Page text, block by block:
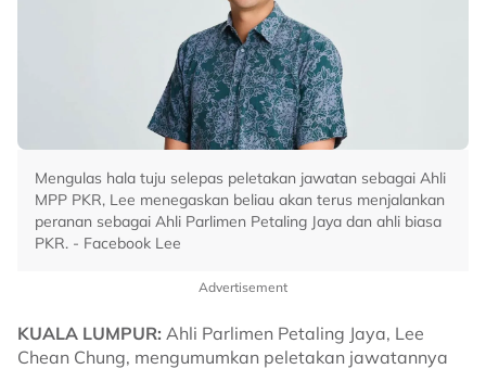
Mengulas hala tuju selepas peletakan jawatan sebagai Ahli
MPP PKR, Lee menegaskan beliau akan terus menjalankan
peranan sebagai Ahli Parlimen Petaling Jaya dan ahli biasa
PKR. - Facebook Lee
Advertisement
KUALA LUMPUR: Ahli Parlimen Petaling Jaya, Lee
Chean Chung, mengumumkan peletakan jawatannya